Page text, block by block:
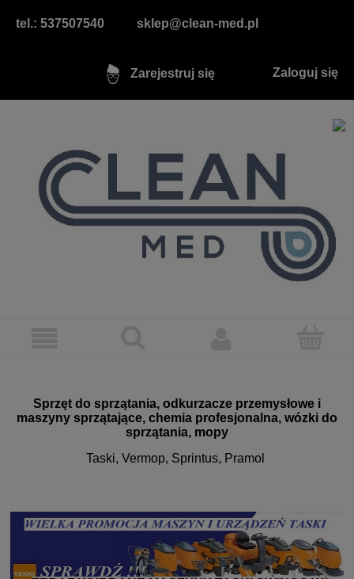
tel.: 537507540 sklep@clean-med.pl
Zarejestruj się Zaloguj się
Sprzęt do sprzątania, odkurzacze przemysłowe i
maszyny sprzątające, chemia profesjonalna, wózki do
sprzątania, mopy
Taski, Vermop, Sprintus, Pramol